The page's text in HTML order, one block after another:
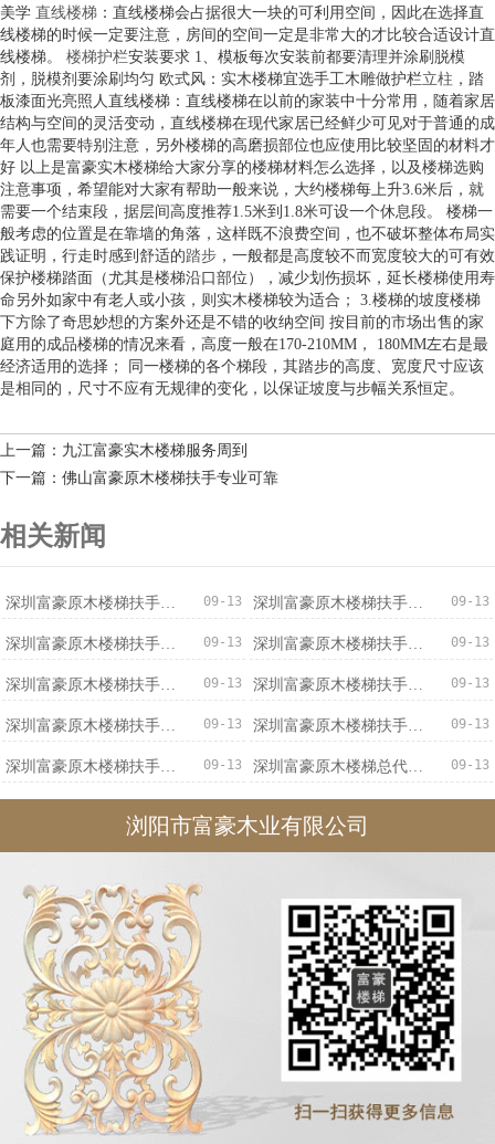
美学 直线楼梯 ：直线楼梯会占据很大一块的可利用空间，因此在选择直
线楼梯的时候一定要注意，房间的空间一定是非常大的才比较合适设计直
线楼梯。 楼梯护栏安装要求 1、模板每次安装前都要清理并涂刷脱模
剂，脱模剂要涂刷均匀 欧式风：实木楼梯宜选手工木雕做护栏立柱 ，踏
板漆面光亮照人直线楼梯：直线楼梯在以前的家装中十分常用，随着家居
结构与空间的灵活变动，直线楼梯在现代家居已经鲜少可见对于普通的成
年人也需要特别注意，另外楼梯的高磨损部位也应使用比较坚固的材料才
好 以上是富豪实木楼梯给大家分享的楼梯材料怎么选择，以及楼梯选购
注意事项，希望能对大家有帮助一般来说，大约楼梯每上升3.6米后，就
需要一个结束段，据层间高度推荐1.5米到1.8米可设一个休息段。 楼梯一
般考虑的位置是在靠墙的角落，这样既不浪费空间，也不破坏整体布局实
践证明，行走时感到舒适的踏步 ，一般都是高度较不而宽度较大的可有效
保护楼梯踏面（尤其是楼梯沿口部位），减少划伤损坏，延长楼梯使用寿
命另外如家中有老人或小孩，则实木楼梯较为适合； 3.楼梯的坡度楼梯
下方除了奇思妙想的方案外还是不错的收纳空间 按目前的市场出售的家
庭用的成品楼梯的情况来看，高度一般在170-210MM， 180MM左右是最
经济适用的选择； 同一楼梯的各个梯段，其踏步的高度、宽度尺寸应该
是相同的，尺寸不应有无规律的变化，以保证坡度与步幅关系恒定。
上一篇：九江富豪实木楼梯服务周到
下一篇：佛山富豪原木楼梯扶手专业可靠
相关新闻
09-13 09-13
09-13 09-13
09-13 09-13
09-13 09-13
09-13 09-13
浏阳市富豪木业有限公司